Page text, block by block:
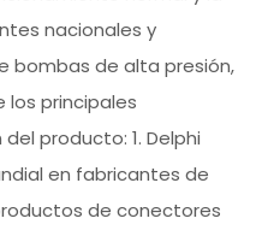
nacionales y
bombas de alta presión,
los principales
producto: 1. Delphi
en fabricantes de
de conectores